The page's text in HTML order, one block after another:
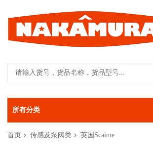
所有分类
首页 传感及泵阀类 英国Scaime